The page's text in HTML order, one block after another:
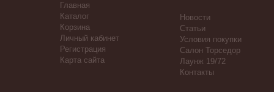
Главная
Каталог
Корзина
Личный кабинет
Регистрация
Карта сайта
Новости
Статьи
Условия покупки
Салон Торседор
Лаунж 19/72
Контакты